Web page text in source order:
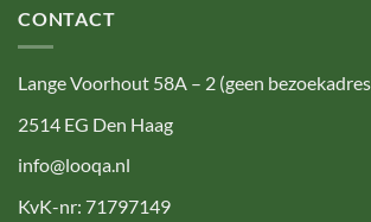
CONTACT
Lange Voorhout 58A – 2 (geen
2514 EG Den Haag
info@looqa.nl
KvK-nr: 71797149